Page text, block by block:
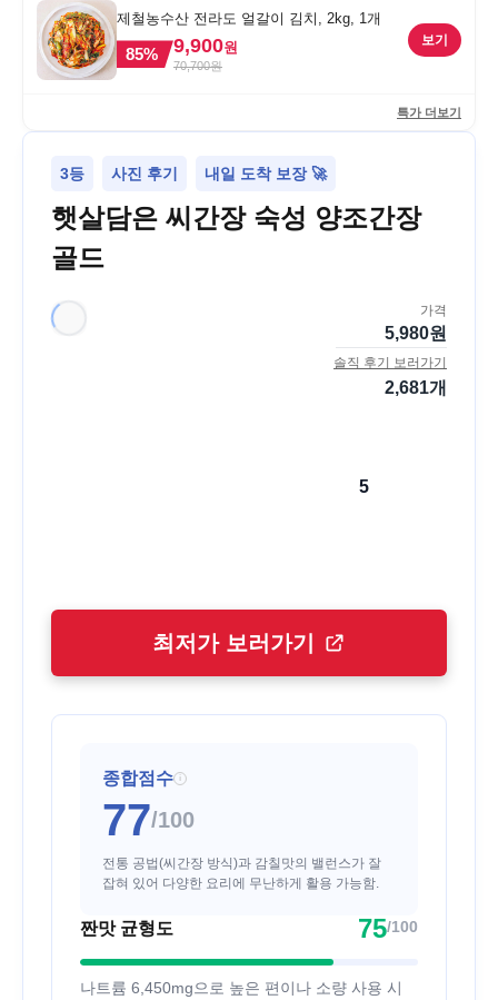
제철농수산 전라도 얼갈이 김치, 2kg, 1개
85% 9,900원
70,700원
보기
특가 더보기
3등 사진 후기 내일 도착 보장 🚀
햇살담은 씨간장 숙성 양조간장
골드
가격
5,980원
솔직 후기 보러가기
2,681개
5
최저가 보러가기
종합점수 i
77/100
전통 공법(씨간장 방식)과 감칠맛의 밸런스가 잘
잡혀 있어 다양한 요리에 무난하게 활용 가능함.
짠맛 균형도 75/100
나트륨 6,450mg으로 높은 편이나 소량 사용 시